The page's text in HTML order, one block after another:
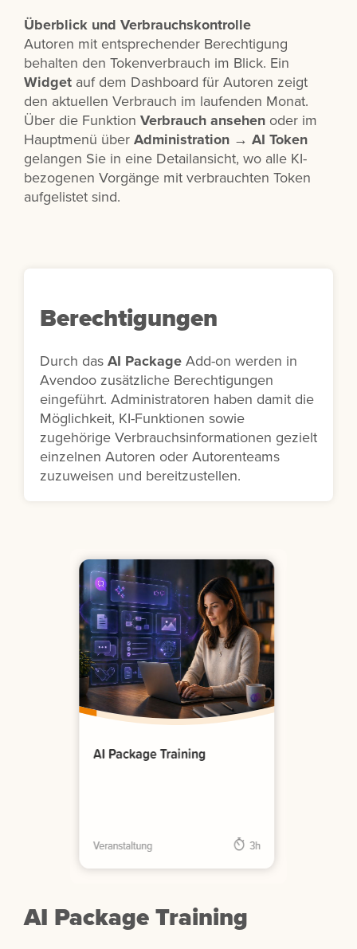
Überblick und Verbrauchskontrolle
Autoren mit entsprechender Berechtigung
behalten den Tokenverbrauch im Blick. Ein
Widget auf dem Dashboard für Autoren zeigt
den aktuellen Verbrauch im laufenden Monat.
Über die Funktion Verbrauch ansehen oder im
Hauptmenü überAdministration → AI Token
gelangen Sie in eine Detailansicht, wo alle KI-
bezogenen Vorgänge mit verbrauchten Token
aufgelistet sind.
Berechtigungen
Durch dasAI PackageAdd-on werden in
Avendoo zusätzliche Berechtigungen
eingeführt. Administratoren haben damit die
Möglichkeit, KI-Funktionen sowie
zugehörige Verbrauchsinformationen gezielt
einzelnen Autoren oder Autorenteams
zuzuweisen und bereitzustellen.
AI Package Training